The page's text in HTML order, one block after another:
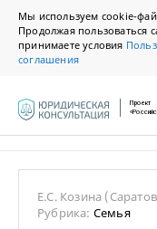
Мы используем cookie-
Продолжая пользоваться
принимаете условия
соглашения
Проект
Е.С. Козина
Рубрика: Семья